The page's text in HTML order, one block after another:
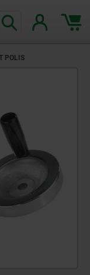
POLIS